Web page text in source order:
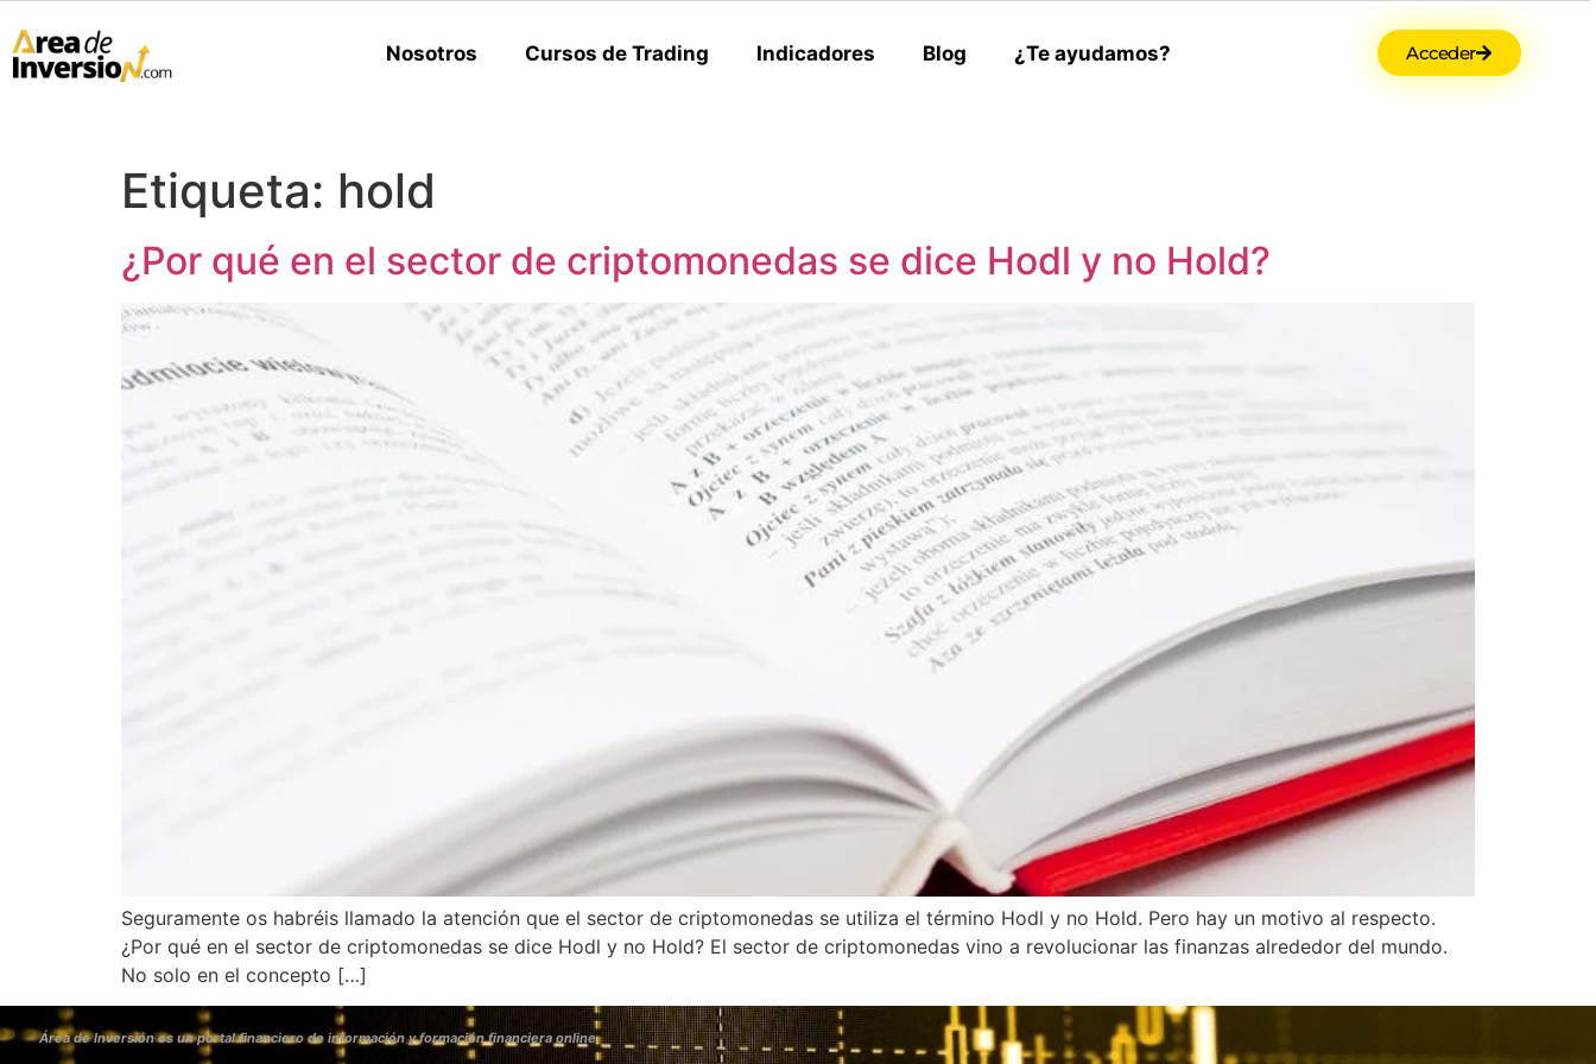
Nosotros Cursos de Trading Indicadores Blog ¿Te ayudamos? Acceder
Etiqueta: hold
¿Por qué en el sector de criptomonedas se dice Hodl y no Hold?
Seguramente os habréis llamado la atención que el sector de criptomonedas se utiliza el término Hodl y no Hold. Pero hay un motivo al respecto.
¿Por qué en el sector de criptomonedas se dice Hodl y no Hold? El sector de criptomonedas vino a revolucionar las finanzas alrededor del mundo.
No solo en el concepto […]
Área de Inversión es un portal financiero de información y formación financiera online